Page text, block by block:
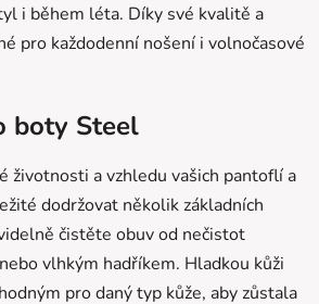
i během léta. Díky své kvalitě a
pro každodenní nošení i volnočasové
boty Steel
životnosti a vzhledu vašich pantoflí a
dodržovat několik základních
čistěte obuv od nečistot
vlhkým hadříkem. Hladkou kůži
pro daný typ kůže, aby zůstala